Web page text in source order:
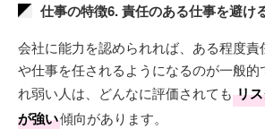
仕事の特徴6. 責任のある仕事を避け
会社に能力を認められれば、ある程度責
や仕事を任されるようになるのが一般的
れ弱い人は、どんなに評価されても リ
が強い傾向があります。